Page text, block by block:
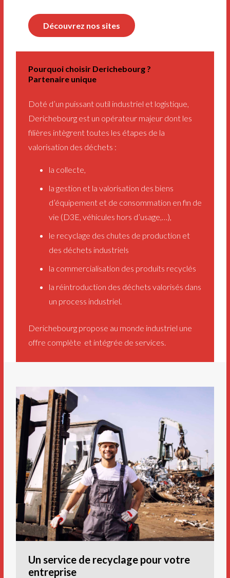
Découvrez nos sites
Pourquoi choisir Derichebourg ?
Partenaire unique
Doté d’un puissant outil industriel et logistique,
Derichebourg est un opérateur majeur dont les
filières intègrent toutes les étapes de la
valorisation des déchets :
la collecte,
la gestion et la valorisation des biens
d’équipement et de consommation en fin de
vie (D3E, véhicules hors d’usage,…),
le recyclage des chutes de production et
des déchets industriels
la commercialisation des produits recyclés
la réintroduction des déchets valorisés dans
un process industriel.
Derichebourg propose au monde industriel une
offre complète et intégrée de services.
Un service de recyclage pour votre
entreprise